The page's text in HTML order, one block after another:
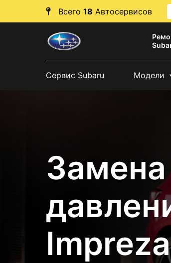
Всего 18 Автосервисов
Сервис Subaru Модели
Замена